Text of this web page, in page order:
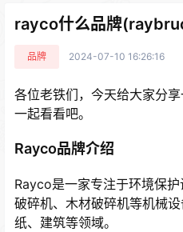
rayco什么品牌
品牌 2024-07-10 16:26:16
各位老铁们，今天给大家分
一起看看吧。
Rayco品牌介绍
Rayco是一家专注于环境保
破碎机、木材破碎机等机械
纸、建筑等领域。